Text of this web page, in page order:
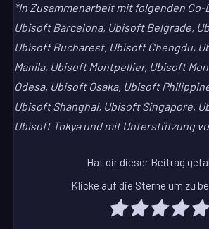
*In Zusammenarbeit mit folgenden
Ubisoft Barcelona, Ubisoft Belgrade,
Ubisoft Bucharest, Ubisoft Chengdu,
Manila, Ubisoft Montpellier, Ubisoft
Odesa, Ubisoft Osaka, Ubisoft
Ubisoft Shanghai, Ubisoft Singapore,
Ubisoft Tokya und mit Unterstützung
Hat dir dieser Beitrag
Klicke auf die Sterne um zu